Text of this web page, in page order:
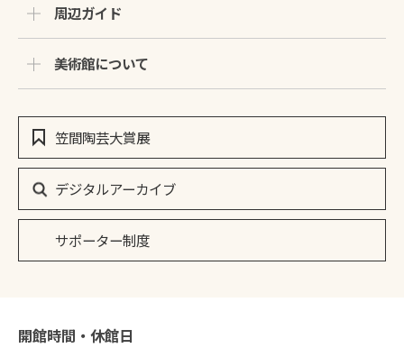
周辺ガイド
美術館について
笠間陶芸大賞展
デジタルアーカイブ
サポーター制度
開館時間・休館日